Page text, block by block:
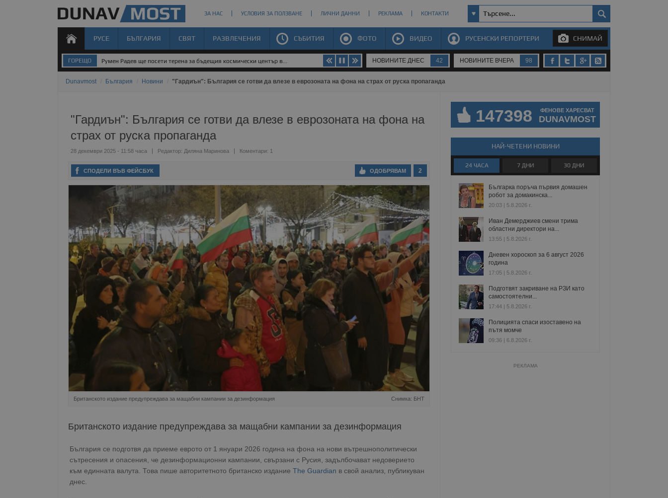
ЗА НАС УСЛОВИЯ ЗА ПОЛЗВАНЕ ЛИЧНИ ДАННИ РЕКЛАМА КОНТАКТИ
РУСЕ БЪЛГАРИЯ СВЯТ РАЗВЛЕЧЕНИЯ СЪБИТИЯ ФОТО ВИДЕО РУСЕНСКИ РЕПОРТЕРИ СНИМАЙ
ГОРЕЩО Румен Радев ще посети терена за бъдещия космически център в... НОВИНИТЕ ДНЕС 42 НОВИНИТЕ ВЧЕРА 98
Dunavmost България Новини "Гардиън": България се готви да влезе в еврозоната на фона на страх от руска пропаганда
"Гардиън": България се готви да влезе в еврозоната на фона на
страх от руска пропаганда
28 декември 2025 - 11:58 часа Редактор: Диляна Маринова Коментари: 1
СПОДЕЛИ ВЪВ ФЕЙСБУК 2
ОДОБРЯВАМ
Британското издание предупреждава за мащабни кампании за дезинформация Снимка: БНТ
Британското издание предупреждава за мащабни кампании за дезинформация
България се подготвя да приеме еврото от 1 януари 2026 година на фона на нови вътрешнополитически
сътресения и опасения, че дезинформационни кампании, свързани с Русия, задълбочават недоверието
към единната валута. Това пише авторитетното британско издание The Guardian в свой анализ, публикуван
днес.
147398 ФЕНОВЕ ХАРЕСВАТ
DUNAVMOST
НАЙ-ЧЕТЕНИ НОВИНИ
24 ЧАСА 7 ДНИ 30 ДНИ
Българка поръча първия домашен
робот за домакинска...
20:03 | 5.8.2026 г.
Иван Демерджиев смени трима
областни директори на...
13:55 | 5.8.2026 г.
Дневен хороскоп за 6 август 2026
година
17:05 | 5.8.2026 г.
Подготвят закриване на РЗИ като
самостоятелни...
17:44 | 5.8.2026 г.
Полицията спаси изоставено на
пътя момче
09:36 | 6.8.2026 г.
РЕКЛАМА